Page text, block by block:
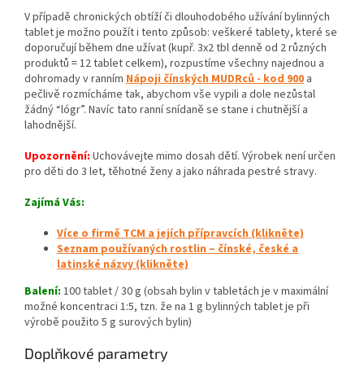
V případě chronických obtíží či dlouhodobého užívání bylinných
tablet je možno použít i tento způsob: veškeré tablety, které se
doporučují během dne užívat (kupř. 3x2 tbl denně od 2 různých
produktů = 12 tablet celkem), rozpustíme všechny najednou a
dohromady v ranním Nápoji čínských MUDRců - kod 900 a
pečlivě rozmícháme tak, abychom vše vypili a dole nezůstal
žádný “lógr”. Navíc tato ranní snídaně se stane i chutnější a
lahodnější.
Upozornění: Uchovávejte mimo dosah dětí. Výrobek není určen
pro děti do 3 let, těhotné ženy a jako náhrada pestré stravy.
Zajímá Vás:
Více o firmě TCM a jejích přípravcích (klikněte)
Seznam používaných rostlin – čínské, české a
latinské názvy (klikněte)
Balení: 100 tablet / 30 g (obsah bylin v tabletách je v maximální
možné koncentraci 1:5, tzn. že na 1 g bylinných tablet je při
výrobě použito 5 g surových bylin)
Doplňkové parametry